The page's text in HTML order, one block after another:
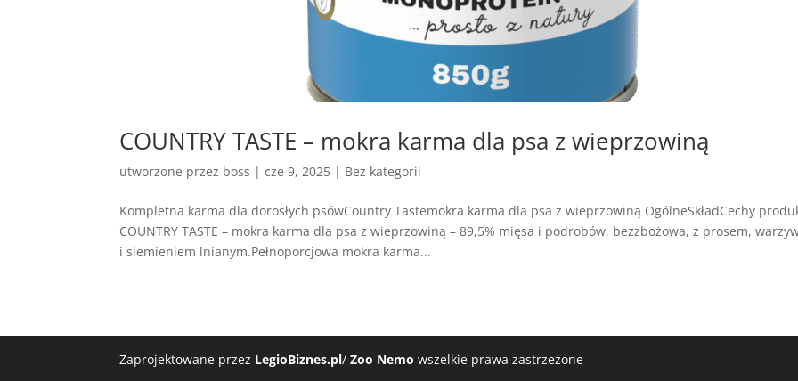
COUNTRY TASTE – mokra karma dla psa z wieprzowiną
utworzone przez boss |cze 9, 2025 | Bez kategorii
Kompletna karma dla dorosłych psówCountry Tastemokra karma dla psa z wieprzowiną OgólneSkładCechy
COUNTRY TASTE – mokra karma dla psa z wieprzowiną – 89,5% mięsa i podrobów, bezzbożowa, z prosem,
i siemieniem lnianym.Pełnoporcjowa mokra karma...
Zaprojektowane przez LegioBiznes.pl/Zoo Nemo wszelkie prawa zastrzeżone